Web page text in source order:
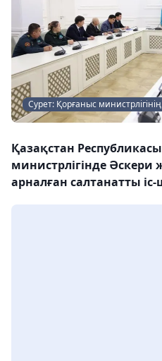
Сурет: Қорғаныс
Қазақстан
министрлігінде Әскери
арналған салтанатты іс-